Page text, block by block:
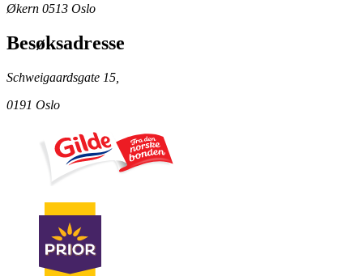
Økern 0513 Oslo
Besøksadresse
Schweigaardsgate 15,
0191 Oslo